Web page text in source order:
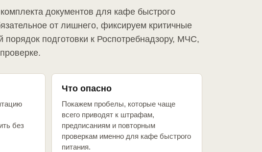
документов для кафе быстрого
от лишнего, фиксируем критичные
подготовки к Роспотребнадзору, МЧС,
без
Что опасно
Покажем пробелы, которые чаще
всего приводят к штрафам,
предписаниям и повторным
проверкам именно для кафе быстрого
питания.